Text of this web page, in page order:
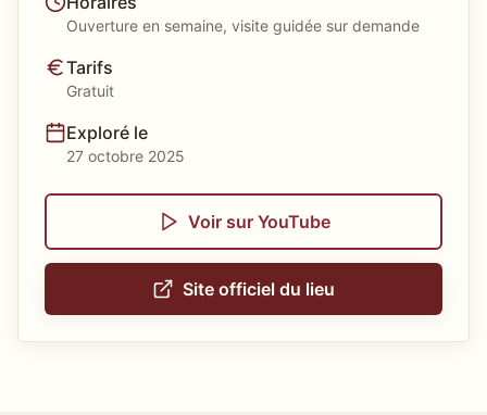
Ouverture en semaine, visite guidée sur demande
Tarifs
Gratuit
Exploré le
27 octobre 2025
Voir sur YouTube
Site officiel du lieu